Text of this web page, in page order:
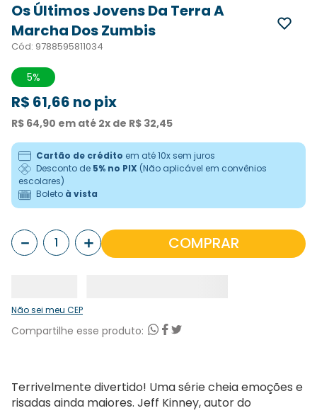
Os Últimos Jovens Da Terra A
Marcha Dos Zumbis
Cód: 9788595811034
5%
R$ 61,66 no pix
R$ 64,90 em até 2x de R$ 32,45
Cartão de crédito em até 10x sem juros
Desconto de 5% no PIX (Não aplicável em convênios
escolares)
Boleto à vista
COMPRAR
＋
－
Não sei meu CEP
Terrivelmente divertido! Uma série cheia emoções e
risadas ainda maiores. Jeff Kinney, autor do